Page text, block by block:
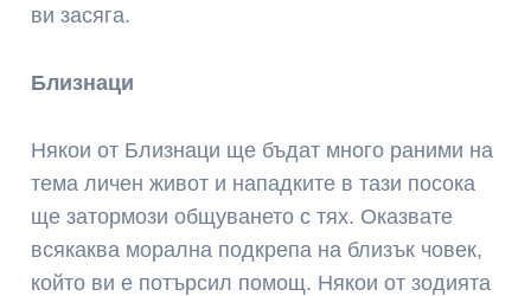
ви засяга.
Близнаци
Някои от Близнаци ще бъдат много раними на
тема личен живот и нападките в тази посока
ще затормози общуването с тях. Оказвате
всякаква морална подкрепа на близък човек,
който ви е потърсил помощ. Някои от зодията